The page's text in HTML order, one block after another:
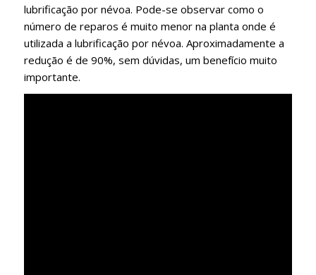
lubrificação por névoa. Pode-se observar como o
número de reparos é muito menor na planta onde é
utilizada a lubrificação por névoa. Aproximadamente a
redução é de 90%, sem dúvidas, um benefício muito
importante.